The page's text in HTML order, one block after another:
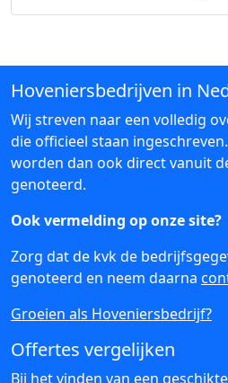
Hoveniersbedrijven in
Wij streven naar een volledig
die officieel staan
worden dan ook direct vanuit
genoteerd.
Ook vermelding op onze site?
Zorg dat de kvk de
genoteerd en neem daarna
Groeien als Hoveniersbedrijf?
Offertes vergelijken
Bij het vinden van een